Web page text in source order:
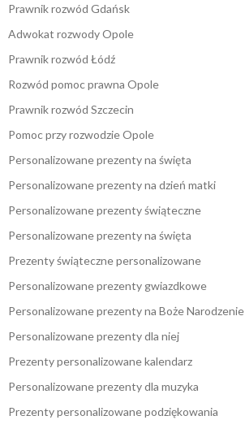
Prawnik rozwód Gdańsk
Adwokat rozwody Opole
Prawnik rozwód Łódź
Rozwód pomoc prawna Opole
Prawnik rozwód Szczecin
Pomoc przy rozwodzie Opole
Personalizowane prezenty na święta
Personalizowane prezenty na dzień matki
Personalizowane prezenty świąteczne
Personalizowane prezenty na święta
Prezenty świąteczne personalizowane
Personalizowane prezenty gwiazdkowe
Personalizowane prezenty na Boże Narodzenie
Personalizowane prezenty dla niej
Prezenty personalizowane kalendarz
Personalizowane prezenty dla muzyka
Prezenty personalizowane podziękowania